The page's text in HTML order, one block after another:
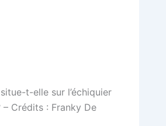
t-elle sur l’échiquier
Crédits : Franky De